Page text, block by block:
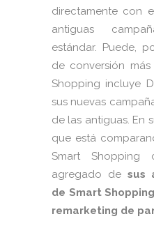
directamente con
antiguas
estándar. Puede,
de conversión
Shopping incluye
sus nuevas
de las antiguas. En
que está
Smart Shopping
agregado de sus
de Smart
remarketing de